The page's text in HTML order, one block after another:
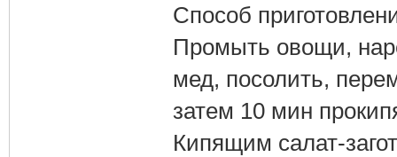
Способ
Промыть овощи,
мед, посолить,
затем 10 мин
Кипящим салат-